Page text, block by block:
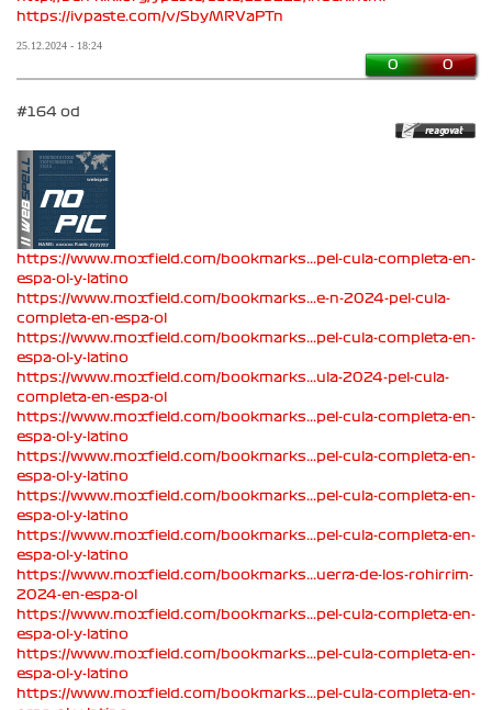
https://ivpaste.com/v/SbyMRVaPTn
25.12.2024 - 18:24
0 0
#164 od
https://www.moxfield.com/bookmarks...pel-cula-completa-en-
espa-ol-y-latino
https://www.moxfield.com/bookmarks...e-n-2024-pel-cula-
completa-en-espa-ol
https://www.moxfield.com/bookmarks...pel-cula-completa-en-
espa-ol-y-latino
https://www.moxfield.com/bookmarks...ula-2024-pel-cula-
completa-en-espa-ol
https://www.moxfield.com/bookmarks...pel-cula-completa-en-
espa-ol-y-latino
https://www.moxfield.com/bookmarks...pel-cula-completa-en-
espa-ol-y-latino
https://www.moxfield.com/bookmarks...pel-cula-completa-en-
espa-ol-y-latino
https://www.moxfield.com/bookmarks...pel-cula-completa-en-
espa-ol-y-latino
https://www.moxfield.com/bookmarks...uerra-de-los-rohirrim-
2024-en-espa-ol
https://www.moxfield.com/bookmarks...pel-cula-completa-en-
espa-ol-y-latino
https://www.moxfield.com/bookmarks...pel-cula-completa-en-
espa-ol-y-latino
https://www.moxfield.com/bookmarks...pel-cula-completa-en-